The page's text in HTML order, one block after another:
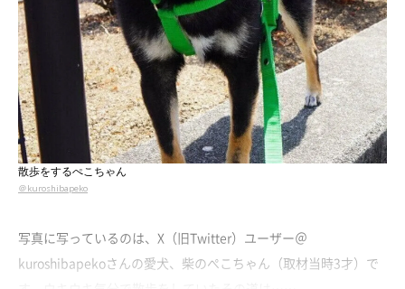
散歩をするぺこちゃん
＠kuroshibapeko
写真に写っているのは、X（旧Twitter）ユーザー＠
kuroshibapekoさんの愛犬、柴のぺこちゃん（取材当時3才）で